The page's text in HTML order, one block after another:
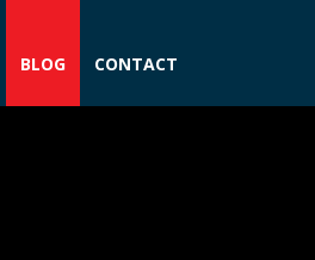
BLOG CONTACT